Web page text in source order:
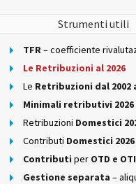
Strumenti utili
TFR– coefficiente
Le Retribuzioni al 2026
Le Retribuzioni dal 2002
Minimali retributivi 2026
Retribuzioni Domestici
Contributi Domestici 2026
Contributi per OTD e
Gestione separata –